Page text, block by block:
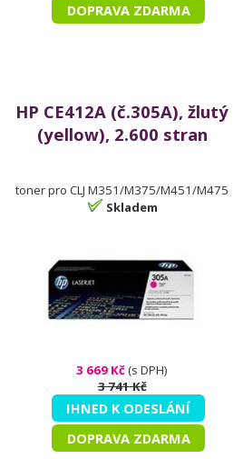
DOPRAVA ZDARMA
HP CE412A (č.305A), žlutý
(yellow), 2.600 stran
toner pro CLJ M351/M375/M451/M475
Skladem
3 669 Kč(s DPH)
3 741 Kč
IHNED K ODESLÁNÍ
DOPRAVA ZDARMA